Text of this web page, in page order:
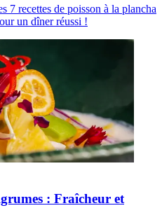
7 recettes de poisson à la plancha
un dîner réussi !
: Fraîcheur et